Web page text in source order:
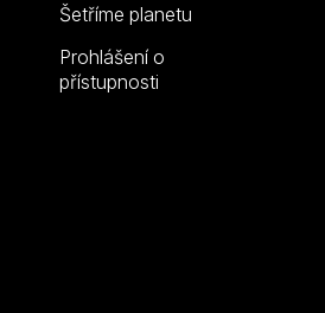
Šetříme planetu
Prohlášení o
přístupnosti